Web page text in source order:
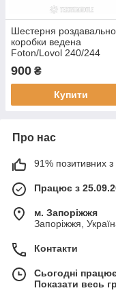
Шестерня
коробки ведена
Foton/Lovol 240/244
900 ₴
Купити
Про нас
91% позитивних з
Працює з
м. Запоріжжя
Запоріжжя,
Контакти
Сьогодні
Показати весь